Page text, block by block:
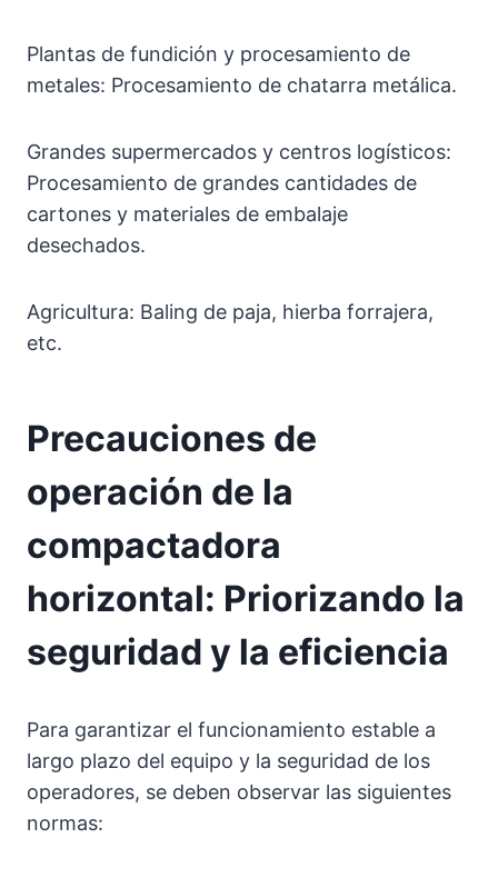
Plantas de fundición y procesamiento de
metales: Procesamiento de chatarra metálica.
Grandes supermercados y centros logísticos:
Procesamiento de grandes cantidades de
cartones y materiales de embalaje
desechados.
Agricultura: Baling de paja, hierba forrajera,
etc.
Precauciones de
operación de la
compactadora
horizontal: Priorizando la
seguridad y la eficiencia
Para garantizar el funcionamiento estable a
largo plazo del equipo y la seguridad de los
operadores, se deben observar las siguientes
normas: